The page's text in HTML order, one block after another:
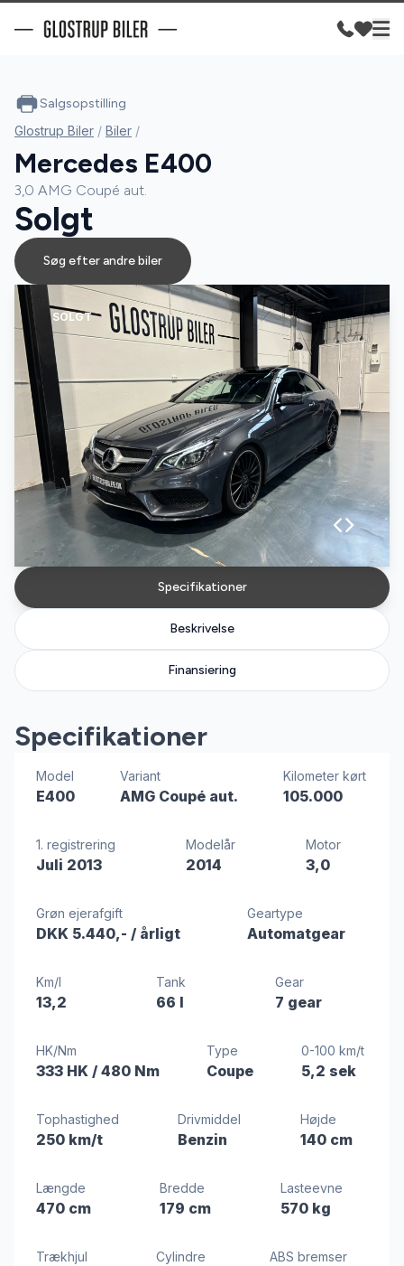
SOLGT
Specifikationer
Beskrivelse
Finansiering
Specifikationer
Model
E400
Variant
AMG Coupé aut.
Kilometer kørt
105.000
1. registrering
Juli 2013
Modelår
2014
Motor
3,0
Grøn ejerafgift
DKK 5.440,- / årligt
Geartype
Automatgear
Km/l
13,2
Tank
66 l
Gear
7 gear
HK/Nm
333 HK / 480 Nm
Type
Coupe
0-100 km/t
5,2 sek
Tophastighed
250 km/t
Drivmiddel
Benzin
Højde
140 cm
Længde
470 cm
Bredde
179 cm
Lasteevne
570 kg
Trækhjul Cylindre ABS bremser
Salgsopstilling
Glostrup Biler / Biler /
Mercedes E400
3,0 AMG Coupé aut.
Solgt
Søg efter andre biler